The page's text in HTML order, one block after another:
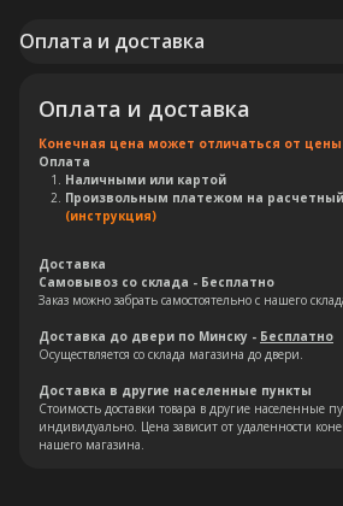
Оплата и доставка
Оплата и доставка
Конечная цена может отличаться от цены
Оплата
Наличными или картой
Произвольным платежом на
(инструкция)
Доставка
Самовывоз со склада - Бесплатно
Заказ можно забрать самостоятельно с нашего
Доставка до двери по Минску - Бесплатно
Осуществляется со склада магазина до двери.
Доставка в другие населенные пункты
Стоимость доставки товара в другие населенные
индивидуально. Цена зависит от удаленности
нашего магазина.
Остались вопросы?
Оставьте свои контакты. Наш
специалист свяжется с Вами в
кратчайшие сроки. Мы знаем